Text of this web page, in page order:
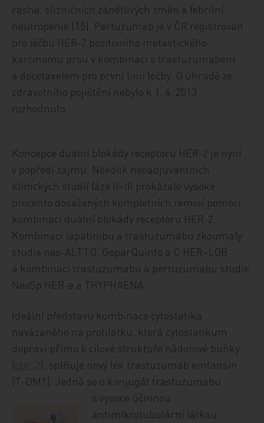
rashe, slizničních zánětlivých změn a febrilní
neutropenie [15]. Pertuzumab je v ČR registrován
pro léčbu HER-2 pozitivního metastického
karcinomu prsu v kombinaci s trastuzumabem
a docetaxelem pro první linii léčby. O úhradě ze
zdravotního pojištění nebylo k 1. 4. 2013
rozhodnuto.
Koncepce duální blokády receptoru HER-2 je nyní
v popředí zájmu. Několik neoadjuvantních
klinických studií fáze II–III prokázalo vysoké
procento dosažených kompletních remisí pomocí
kombinací duální blokády receptoru HER-2.
Kombinaci lapatinibu a trastuzumabu zkoumaly
studie neo-ALTTO, GeparQuinto a C HER–LOB
a kombinaci trastuzumabu a pertuzumabu studie
NeoSp HER-e a THYPHAENA.
Ideální představu kombinace cytostatika
navázaného na protilátku, která cytostatikum
dopraví přímo k cílové struktuře nádorové buňky
(
), splňuje nový lék trastuzumab emtansin
(T-DM1). Jedná se o konjugát trastuzumabu
s vysoce účinnou
antimikrotubulární látkou